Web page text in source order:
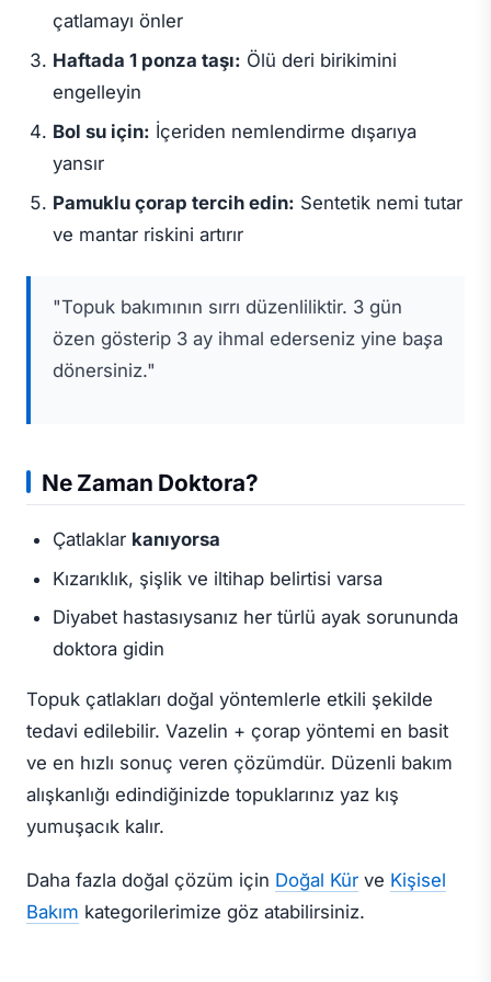
çatlamayı önler
Haftada 1 ponza taşı: Ölü deri birikimini
engelleyin
Bol su için: İçeriden nemlendirme dışarıya
yansır
Pamuklu çorap tercih edin: Sentetik nemi tutar
ve mantar riskini artırır
"Topuk bakımının sırrı düzenliliktir. 3 gün
özen gösterip 3 ay ihmal ederseniz yine başa
dönersiniz."
Ne Zaman Doktora?
Çatlaklar kanıyorsa
Kızarıklık, şişlik ve iltihap belirtisi varsa
Diyabet hastasıysanız her türlü ayak sorununda
doktora gidin
Topuk çatlakları doğal yöntemlerle etkili şekilde
tedavi edilebilir. Vazelin + çorap yöntemi en basit
ve en hızlı sonuç veren çözümdür. Düzenli bakım
alışkanlığı edindiğinizde topuklarınız yaz kış
yumuşacık kalır.
Daha fazla doğal çözüm için Doğal Kür ve Kişisel
Bakım kategorilerimize göz atabilirsiniz.